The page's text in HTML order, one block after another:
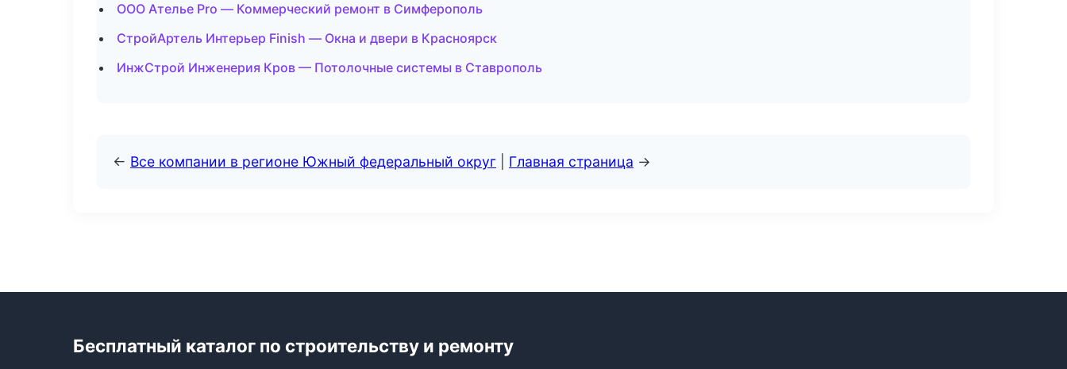
ООО Ателье Pro — Коммерческий ремонт в Симферополь
СтройАртель Интерьер Finish — Окна и двери в Красноярск
ИнжСтрой Инженерия Кров — Потолочные системы в Ставрополь
← Все компании в регионе Южный федеральный округ Главная страница →
Бесплатный каталог по строительству и ремонту